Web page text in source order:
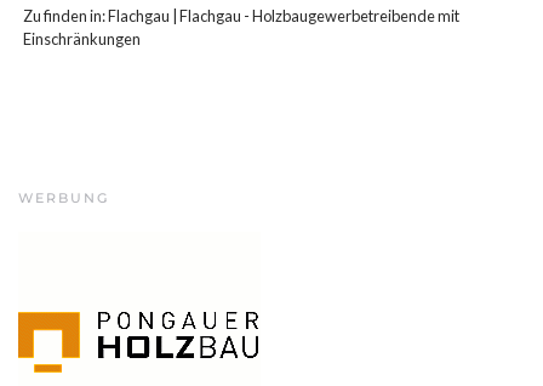
Zu finden in:Flachgau Flachgau - Holzbaugewerbetreibende mit
Einschränkungen
WERBUNG